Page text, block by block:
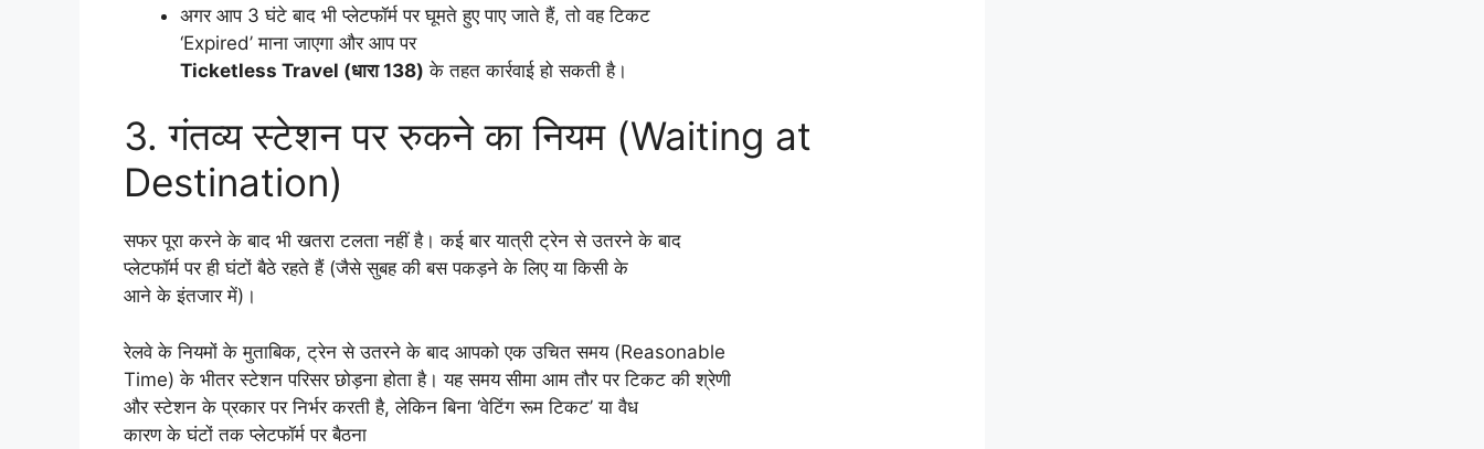
अगर आप 3 घंटे बाद भी प्लेटफॉर्म पर घूमते हुए पाए जाते हैं, तो वह टिकट
‘Expired’ माना जाएगा और आप पर
Ticketless Travel (धारा 138) के तहत कार्रवाई हो सकती है।
3. गंतव्य स्टेशन पर रुकने का नियम (Waiting at
Destination)
सफर पूरा करने के बाद भी खतरा टलता नहीं है। कई बार यात्री ट्रेन से उतरने के बाद
प्लेटफॉर्म पर ही घंटों बैठे रहते हैं (जैसे सुबह की बस पकड़ने के लिए या किसी के
आने के इंतजार में)।
रेलवे के नियमों के मुताबिक, ट्रेन से उतरने के बाद आपको एक उचित समय (Reasonable
Time) के भीतर स्टेशन परिसर छोड़ना होता है। यह समय सीमा आम तौर पर टिकट की श्रेणी
और स्टेशन के प्रकार पर निर्भर करती है, लेकिन बिना ‘वेटिंग रूम टिकट’ या वैध
कारण के घंटों तक प्लेटफॉर्म पर बैठना